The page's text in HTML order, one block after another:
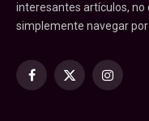
interesantes artículos, no
simplemente navegar
Facebook
X